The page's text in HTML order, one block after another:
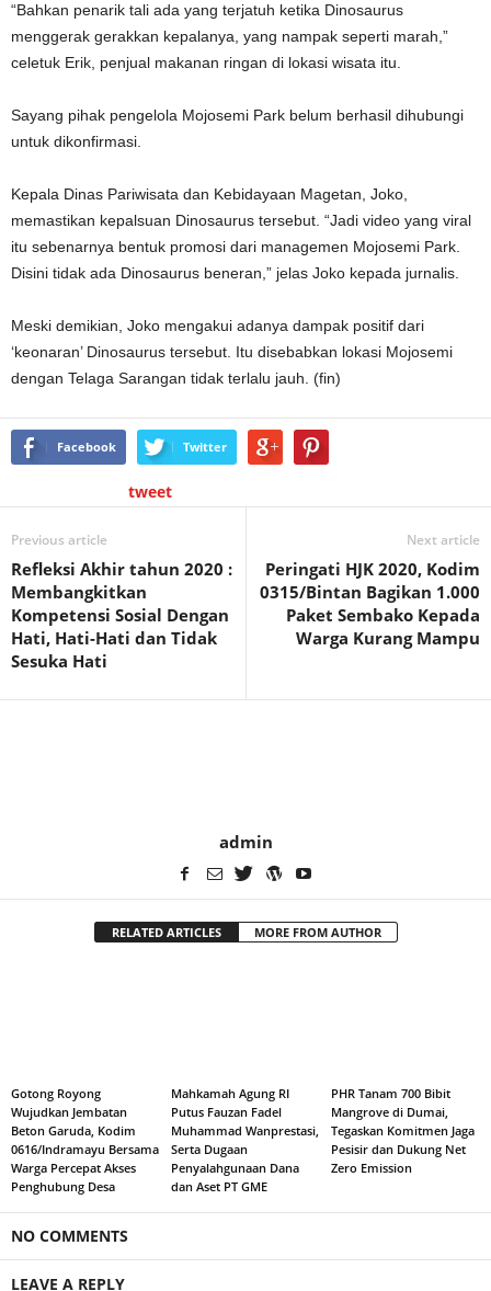
“Bahkan penarik tali ada yang terjatuh ketika Dinosaurus
menggerak gerakkan kepalanya, yang nampak seperti marah,”
celetuk Erik, penjual makanan ringan di lokasi wisata itu.
Sayang pihak pengelola Mojosemi Park belum berhasil dihubungi
untuk dikonfirmasi.
Kepala Dinas Pariwisata dan Kebidayaan Magetan, Joko,
memastikan kepalsuan Dinosaurus tersebut. “Jadi video yang viral
itu sebenarnya bentuk promosi dari managemen Mojosemi Park.
Disini tidak ada Dinosaurus beneran,” jelas Joko kepada jurnalis.
Meski demikian, Joko mengakui adanya dampak positif dari
‘keonaran’ Dinosaurus tersebut. Itu disebabkan lokasi Mojosemi
dengan Telaga Sarangan tidak terlalu jauh. (fin)
Facebook Twitter
tweet
Previous article
Refleksi Akhir tahun 2020 :
Membangkitkan
Kompetensi Sosial Dengan
Hati, Hati-Hati dan Tidak
Sesuka Hati
Next article
Peringati HJK 2020, Kodim
0315/Bintan Bagikan 1.000
Paket Sembako Kepada
Warga Kurang Mampu
admin
RELATED ARTICLES MORE FROM AUTHOR
Gotong Royong
Wujudkan Jembatan
Beton Garuda, Kodim
0616/Indramayu Bersama
Warga Percepat Akses
Penghubung Desa
Mahkamah Agung RI
Putus Fauzan Fadel
Muhammad Wanprestasi,
Serta Dugaan
Penyalahgunaan Dana
dan Aset PT GME
PHR Tanam 700 Bibit
Mangrove di Dumai,
Tegaskan Komitmen Jaga
Pesisir dan Dukung Net
Zero Emission
NO COMMENTS
LEAVE A REPLY